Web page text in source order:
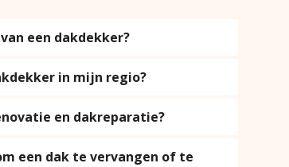
een dakdekker?
in mijn regio?
en dakreparatie?
een dak te vervangen of te